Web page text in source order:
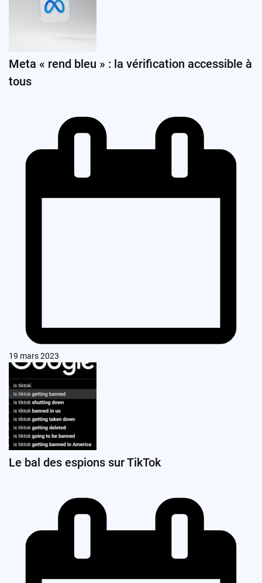
Meta « rend bleu » : la vérification accessible à
tous
19 mars 2023
Le bal des espions sur TikTok